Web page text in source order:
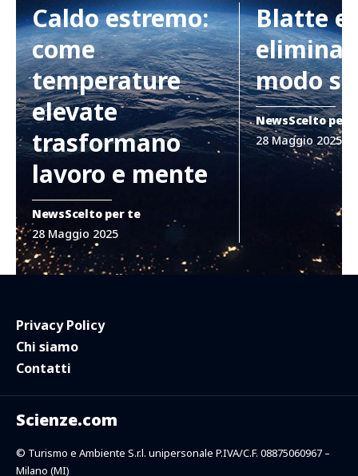
Caldo estremo:
come
temperature
elevate
trasformano
lavoro e mente
NewsScelto per te
28 Maggio 2025
Blatte e
modo
NewsScelto per
28 Maggio 2025
Scienze.com
© Turismo e Ambiente S.r.l. unipersonale P.IVA/C.F. 08875060967 –
Milano (MI)
Privacy Policy
Chi siamo
Contatti